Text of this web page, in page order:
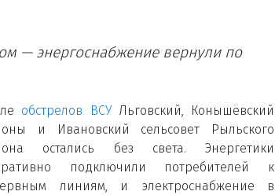
— энергоснабжение вернули по
обстрелов ВСУЛьговский, Конышёвский
и Ивановский сельсовет Рыльского
остались без света. Энергетики
подключили потребителей к
линиям, и электроснабжение в